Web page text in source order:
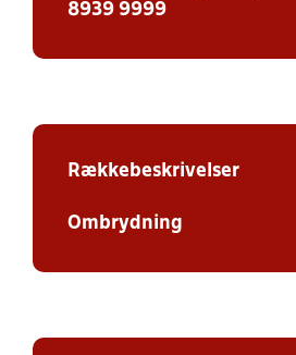
8939 9999
Rækkebeskrivelser
Ombrydning